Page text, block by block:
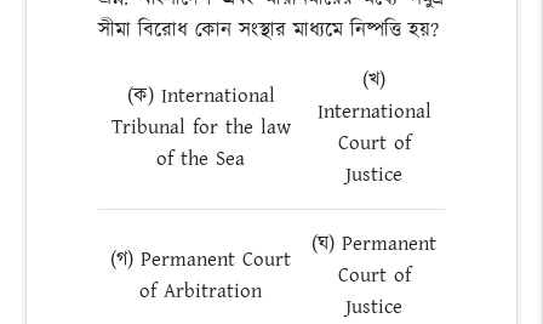
সীমা বিরোধ কোন সংস্থার মাধ্যমে নিষ্পত্তি হয়?
(ক) International
Tribunal for the law
of the Sea
(খ)
International
Court of
Justice
(গ) Permanent Court
of Arbitration
(ঘ) Permanent
Court of
Justice